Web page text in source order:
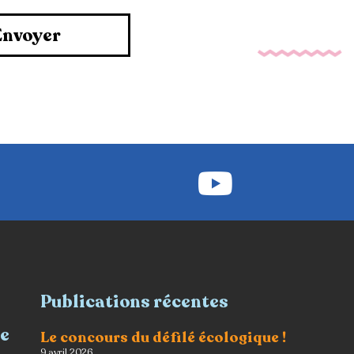
Publications récentes
Le concours du défilé écologique !